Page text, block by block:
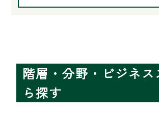
階層・分野・ビジネス
ら探す